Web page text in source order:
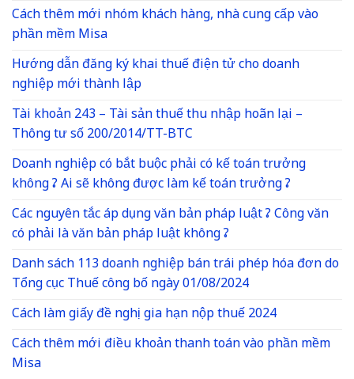
Cách thêm mới nhóm khách hàng, nhà cung cấp vào
phần mềm Misa
Hướng dẫn đăng ký khai thuế điện tử cho doanh
nghiệp mới thành lập
Tài khoản 243 – Tài sản thuế thu nhập hoãn lại –
Thông tư số 200/2014/TT-BTC
Doanh nghiệp có bắt buộc phải có kế toán trưởng
không ? Ai sẽ không được làm kế toán trưởng ?
Các nguyên tắc áp dụng văn bản pháp luật ? Công văn
có phải là văn bản pháp luật không ?
Danh sách 113 doanh nghiệp bán trái phép hóa đơn do
Tổng cục Thuế công bố ngày 01/08/2024
Cách làm giấy đề nghị gia hạn nộp thuế 2024
Cách thêm mới điều khoản thanh toán vào phần mềm
Misa